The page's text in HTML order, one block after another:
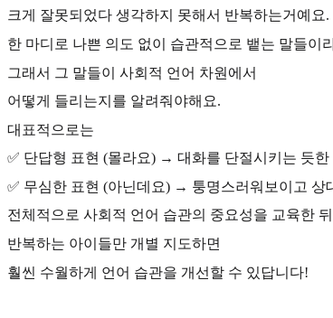
크게 잘못되었다 생각하지 못해서 반복하는거예요.
한 마디로 나쁜 의도 없이 습관적으로 뱉는 말들이
그래서 그 말들이 사회적 언어 차원에서
어떻게 들리는지를 알려줘야해요.
대표적으로는
✅ 단답형 표현 (몰라요) → 대화를 단절시키는 듯한
✅ 무심한 표현 (아닌데요) → 퉁명스러워보이고 상
전체적으로 사회적 언어 습관의 중요성을 교육한 뒤
반복하는 아이들만 개별 지도하면
훨씬 수월하게 언어 습관을 개선할 수 있답니다!